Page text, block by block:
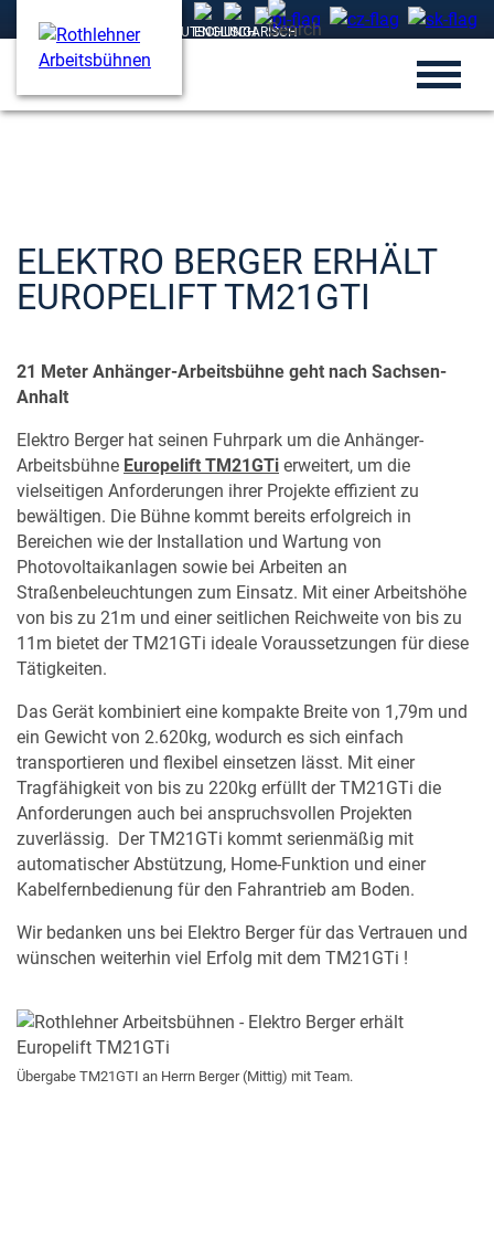
ELEKTRO BERGER ERHÄLT
EUROPELIFT TM21GTI
21 Meter Anhänger-Arbeitsbühne geht nach Sachsen-
Anhalt
Elektro Berger hat seinen Fuhrpark um die Anhänger-
Arbeitsbühne Europelift TM21GTi erweitert, um die
vielseitigen Anforderungen ihrer Projekte effizient zu
bewältigen. Die Bühne kommt bereits erfolgreich in
Bereichen wie der Installation und Wartung von
Photovoltaikanlagen sowie bei Arbeiten an
Straßenbeleuchtungen zum Einsatz. Mit einer Arbeitshöhe
von bis zu 21m und einer seitlichen Reichweite von bis zu
11m bietet der TM21GTi ideale Voraussetzungen für diese
Tätigkeiten.
Das Gerät kombiniert eine kompakte Breite von 1,79m und
ein Gewicht von 2.620kg, wodurch es sich einfach
transportieren und flexibel einsetzen lässt. Mit einer
Tragfähigkeit von bis zu 220kg erfüllt der TM21GTi die
Anforderungen auch bei anspruchsvollen Projekten
zuverlässig. Der TM21GTi kommt serienmäßig mit
automatischer Abstützung, Home-Funktion und einer
Kabelfernbedienung für den Fahrantrieb am Boden.
Wir bedanken uns bei Elektro Berger für das Vertrauen und
wünschen weiterhin viel Erfolg mit dem TM21GTi !
Übergabe TM21GTI an Herrn Berger (Mittig) mit Team.